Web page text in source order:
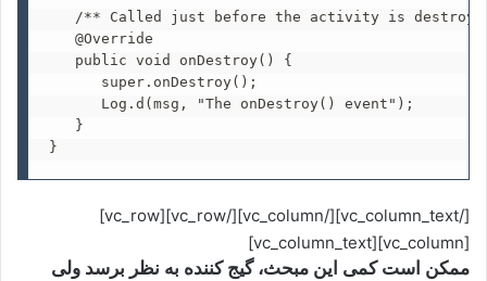
/** Called just before the activity is
   @Override
   public void onDestroy() {
      super.onDestroy();
      Log.d(msg, "The onDestroy() event");
   }
}
[/vc_column_text][/vc_column][/vc_row][vc_row]
[vc_column][vc_column_text]
ممکن است کمی این مبحث، گیج کننده به نظر برسد ولی